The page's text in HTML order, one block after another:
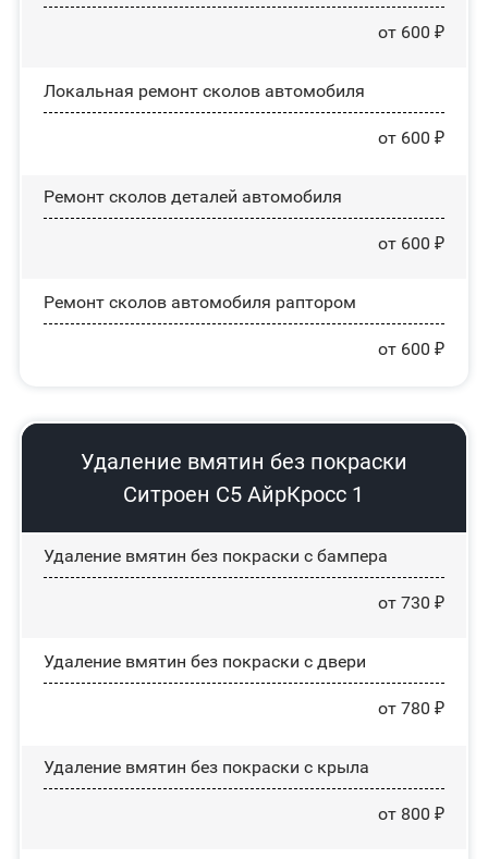
от 600 ₽
Локальная ремонт сколов автомобиля
от 600 ₽
Ремонт сколов деталей автомобиля
от 600 ₽
Ремонт сколов автомобиля раптором
от 600 ₽
Удаление вмятин без покраски
Ситроен С5 АйрКросс 1
Удаление вмятин без покраски с бампера
от 730 ₽
Удаление вмятин без покраски с двери
от 780 ₽
Удаление вмятин без покраски с крыла
от 800 ₽